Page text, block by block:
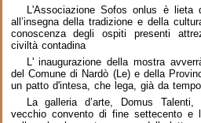
L'Associazione Sofos onlus è lieta
all’insegna della tradizione e della
conoscenza degli ospiti presenti
civiltà contadina
L' inaugurazione della mostra
del Comune di Nardò (Le) e della
un patto d'intesa, che lega, già da
La galleria d’arte, Domus
vecchio convento di fine settecento e